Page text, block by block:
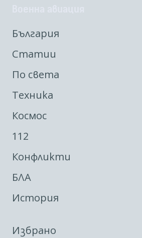
България
Статии
По света
Техника
Космос
112
Конфликти
БЛА
История
Избрано